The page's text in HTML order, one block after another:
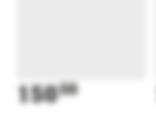
15050